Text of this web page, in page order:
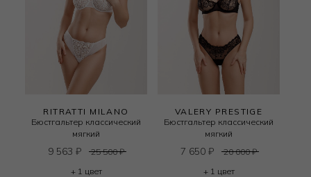
RITRATTI MILANO
Бюстгальтер классический
мягкий
9 563 ₽ 25 500₽
+ 1 цвет
VALERY PRESTIGE
Бюстгальтер классический
мягкий
7 650 ₽ 20 000₽
+ 1 цвет